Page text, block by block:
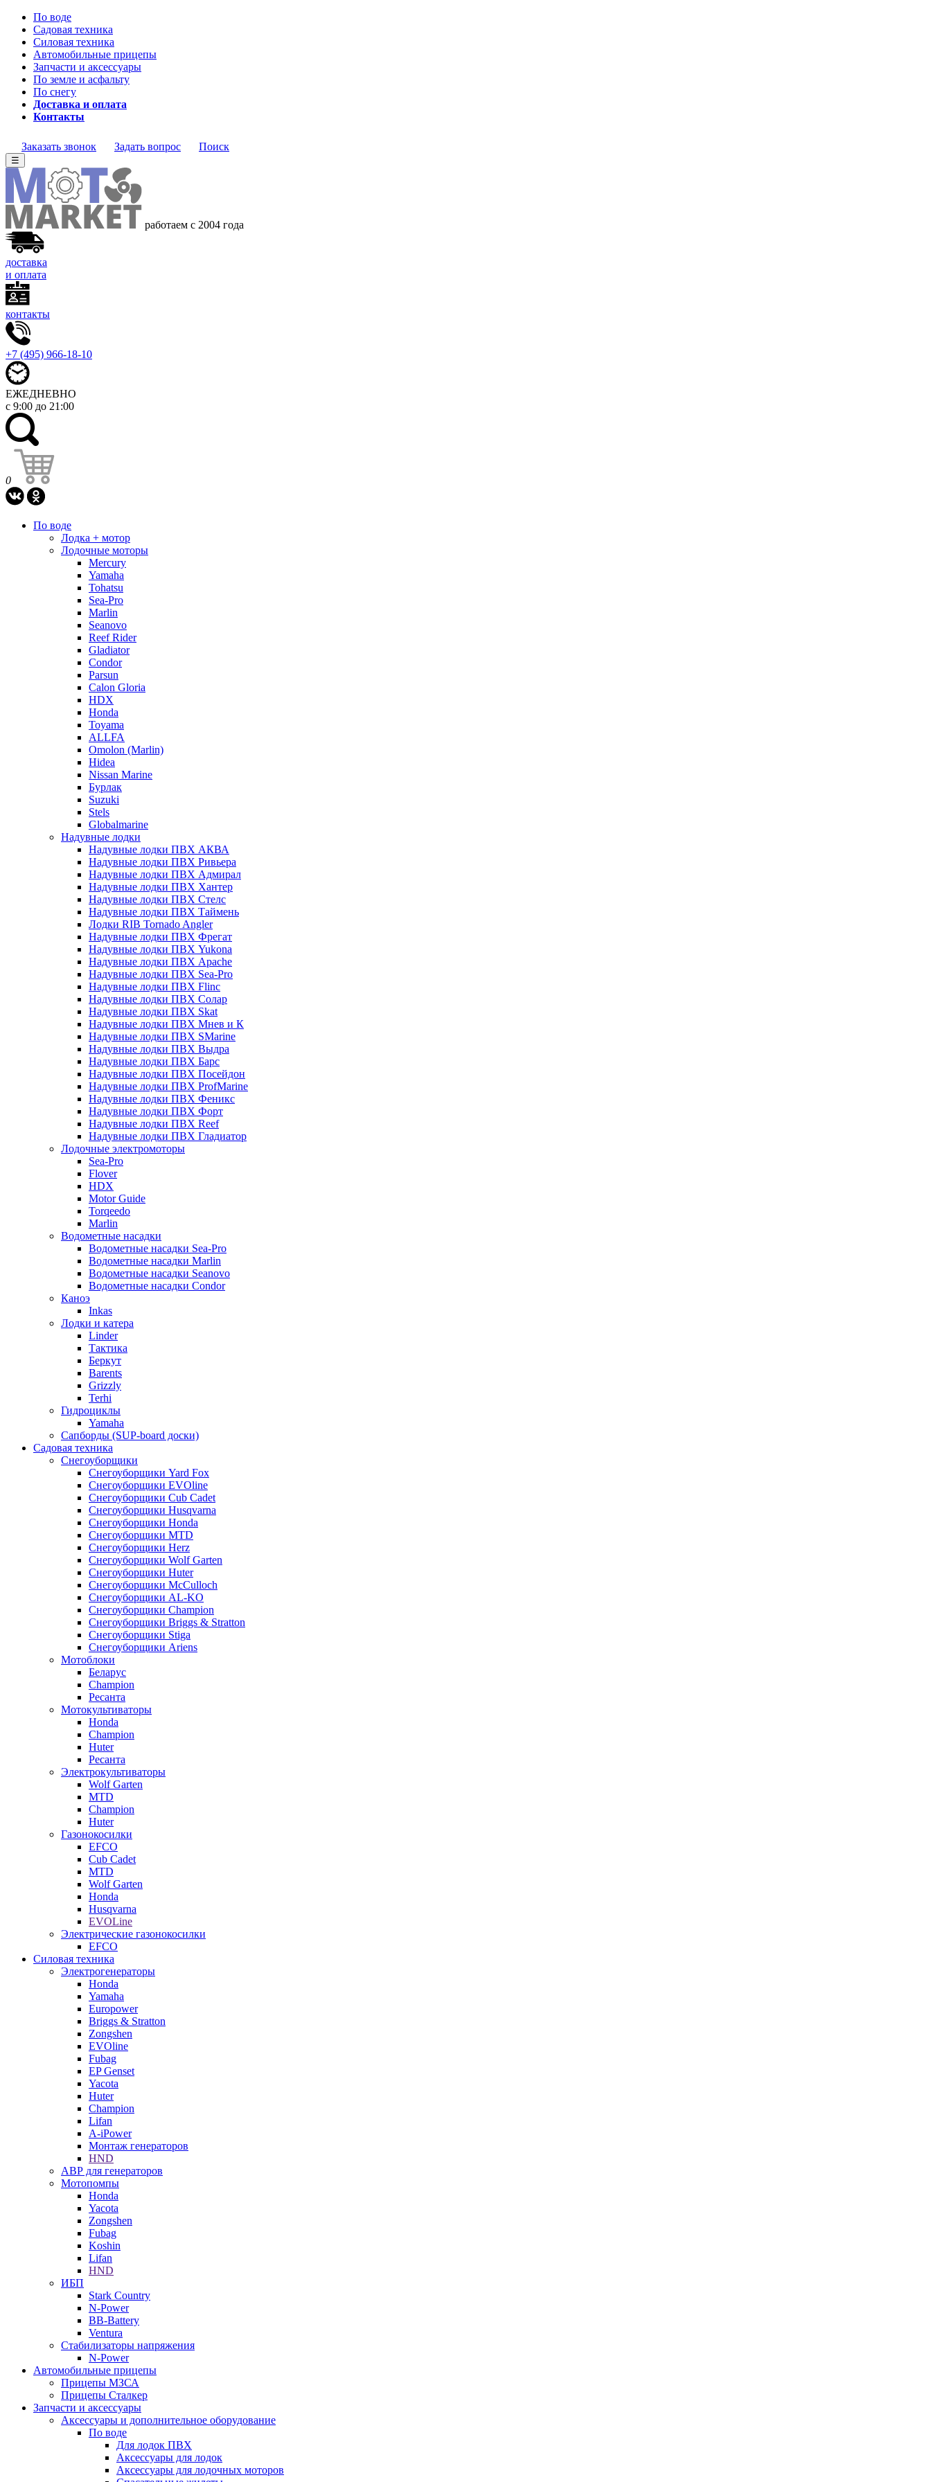
По воде
Садовая техника
Силовая техника
Автомобильные прицепы
Запчасти и аксессуары
По земле и асфальту
По снегу
Доставка и оплата
Контакты
Заказать звонок Задать вопрос Поиск
☰
работаем с 2004 года
доставка
и оплата
контакты
+7 (495) 966-18-10
ЕЖЕДНЕВНО
с 9:00 до 21:00
0
По воде
Лодка + мотор
Лодочные моторы
Mercury
Yamaha
Tohatsu
Sea-Pro
Marlin
Seanovo
Reef Rider
Gladiator
Condor
Parsun
Calon Gloria
HDX
Honda
Toyama
ALLFA
Omolon (Marlin)
Hidea
Nissan Marine
Бурлак
Suzuki
Stels
Globalmarine
Надувные лодки
Надувные лодки ПВХ АКВА
Надувные лодки ПВХ Ривьера
Надувные лодки ПВХ Адмирал
Надувные лодки ПВХ Хантер
Надувные лодки ПВХ Стелс
Надувные лодки ПВХ Таймень
Лодки RIB Tornado Angler
Надувные лодки ПВХ Фрегат
Надувные лодки ПВХ Yukona
Надувные лодки ПВХ Apache
Надувные лодки ПВХ Sea-Pro
Надувные лодки ПВХ Flinc
Надувные лодки ПВХ Солар
Надувные лодки ПВХ Skat
Надувные лодки ПВХ Мнев и К
Надувные лодки ПВХ SMarine
Надувные лодки ПВХ Выдра
Надувные лодки ПВХ Барс
Надувные лодки ПВХ Посейдон
Надувные лодки ПВХ ProfMarine
Надувные лодки ПВХ Феникс
Надувные лодки ПВХ Форт
Надувные лодки ПВХ Reef
Надувные лодки ПВХ Гладиатор
Лодочные электромоторы
Sea-Pro
Flover
HDX
Motor Guide
Torqeedo
Marlin
Водометные насадки
Водометные насадки Sea-Pro
Водометные насадки Marlin
Водометные насадки Seanovo
Водометные насадки Condor
Каноэ
Inkas
Лодки и катера
Linder
Тактика
Беркут
Barents
Grizzly
Terhi
Гидроциклы
Yamaha
Сапборды (SUP-board доски)
Садовая техника
Снегоуборщики
Снегоуборщики Yard Fox
Снегоуборщики EVOline
Снегоуборщики Cub Cadet
Снегоуборщики Husqvarna
Снегоуборщики Honda
Снегоуборщики MTD
Снегоуборщики Herz
Снегоуборщики Wolf Garten
Снегоуборщики Huter
Снегоуборщики McCulloch
Снегоуборщики AL-KO
Снегоуборщики Champion
Снегоуборщики Briggs & Stratton
Снегоуборщики Stiga
Снегоуборщики Ariens
Мотоблоки
Беларус
Champion
Ресанта
Мотокультиваторы
Honda
Champion
Huter
Ресанта
Электрокультиваторы
Wolf Garten
MTD
Champion
Huter
Газонокосилки
EFCO
Cub Cadet
MTD
Wolf Garten
Honda
Husqvarna
EVOLine
Электрические газонокосилки
EFCO
Силовая техника
Электрогенераторы
Honda
Yamaha
Europower
Briggs & Stratton
Zongshen
EVOline
Fubag
EP Genset
Yacota
Huter
Champion
Lifan
A-iPower
Монтаж генераторов
HND
АВР для генераторов
Мотопомпы
Honda
Yacota
Zongshen
Fubag
Koshin
Lifan
HND
ИБП
Stark Country
N-Power
BB-Battery
Ventura
Стабилизаторы напряжения
N-Power
Автомобильные прицепы
Прицепы МЗСА
Прицепы Сталкер
Запчасти и аксессуары
Аксессуары и дополнительное оборудование
По воде
Для лодок ПВХ
Аксессуары для лодок
Аксессуары для лодочных моторов